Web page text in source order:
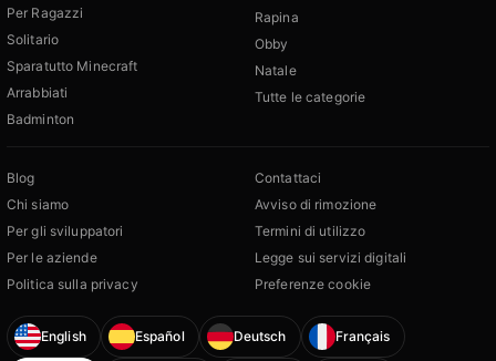
Per Ragazzi
Solitario
Sparatutto Minecraft
Arrabbiati
Badminton
Rapina
Obby
Natale
Tutte le categorie
Blog
Chi siamo
Per gli sviluppatori
Per le aziende
Politica sulla privacy
Contattaci
Avviso di rimozione
Termini di utilizzo
Legge sui servizi digitali
Preferenze cookie
English Español Deutsch Français